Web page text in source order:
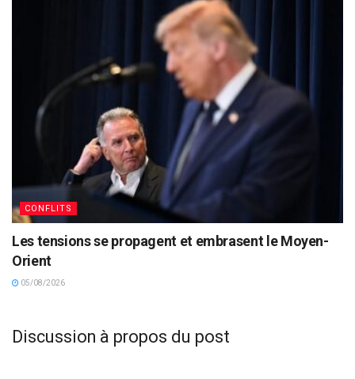
CONFLITS
Les tensions se propagent et embrasent le Moyen-
Orient
05/08/2026
Discussion à propos du post